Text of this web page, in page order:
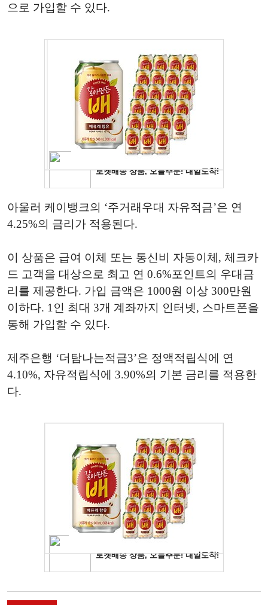
으로 가입할 수 있다.
아울러 케이뱅크의 ‘주거래우대 자유적금’은 연
4.25%의 금리가 적용된다.
이 상품은 급여 이체 또는 통신비 자동이체, 체크카
드 고객을 대상으로 최고 연 0.6%포인트의 우대금
리를 제공한다. 가입 금액은 1000원 이상 300만원
이하다. 1인 최대 3개 계좌까지 인터넷, 스마트폰을
통해 가입할 수 있다.
제주은행 ‘더탐나는적금3’은 정액적립식에 연
4.10%, 자유적립식에 3.90%의 기본 금리를 적용한
다.